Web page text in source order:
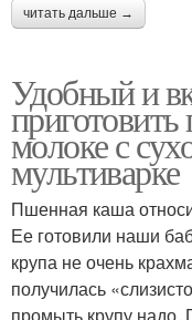
читать дальше →
Удобный и
молоке с
мультиварке
Пшенная каша
Ее готовили наши
крупа не очень
получилась